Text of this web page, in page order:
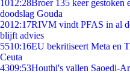
1012:28Broer 135 keer gestoken
doodslag Gouda
2012:17RIVM vindt PFAS in al
blijft advies
5510:16EU bekritiseert Meta en
Ceuta
4309:53Houthi's vallen Saoedi-